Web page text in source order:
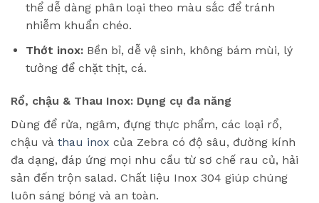
thể dễ dàng phân loại theo màu sắc để tránh
nhiễm khuẩn chéo.
Thớt inox:Bền bỉ, dễ vệ sinh, không bám mùi, lý
tưởng để chặt thịt, cá.
Rổ, chậu & Thau Inox: Dụng cụ đa năng
Dùng để rửa, ngâm, đựng thực phẩm, các loại rổ,
chậu và thau inox của Zebra có độ sâu, đường kính
đa dạng, đáp ứng mọi nhu cầu từ sơ chế rau củ, hải
sản đến trộn salad. Chất liệu Inox 304 giúp chúng
luôn sáng bóng và an toàn.